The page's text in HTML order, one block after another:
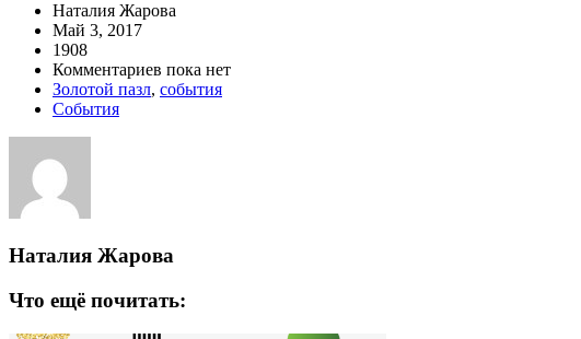
Наталия Жарова
Май 3, 2017
1908
Комментариев пока нет
Золотой пазл, события
События
Наталия Жарова
Что ещё почитать: